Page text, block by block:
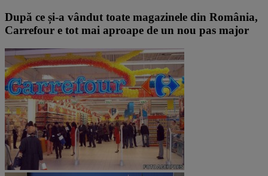
După ce și-a vândut toate magazinele din România,
Carrefour e tot mai aproape de un nou pas major